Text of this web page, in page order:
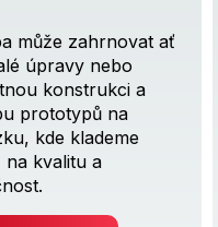
V rámci této služby
nebude požadována
jednorázová
nákupu testovacího
zařízení aleje možné
rozdělit si náklady
menší, pravidelné